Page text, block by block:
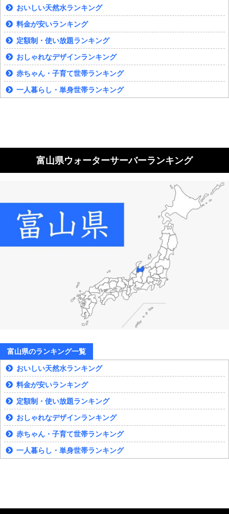
おいしい天然水ランキング
料金が安いランキング
定額制・使い放題ランキング
おしゃれなデザインランキング
赤ちゃん・子育て世帯ランキング
一人暮らし・単身世帯ランキング
富山県ウォーターサーバーランキング
富山県のランキング一覧
おいしい天然水ランキング
料金が安いランキング
定額制・使い放題ランキング
おしゃれなデザインランキング
赤ちゃん・子育て世帯ランキング
一人暮らし・単身世帯ランキング